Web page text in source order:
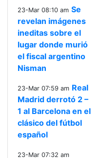
23-Mar 08:10 am Se
revelan imágenes
ineditas sobre el
lugar donde murió
el fiscal argentino
Nisman
23-Mar 07:59 am Real
Madrid derrotó 2 –
1 al Barcelona en el
clásico del fútbol
español
23-Mar 07:32 am